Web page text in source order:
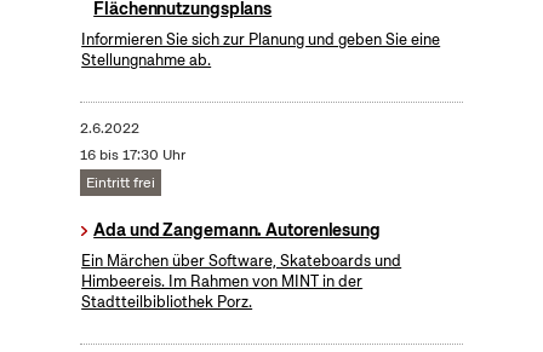
Flächennutzungsplans
Informieren Sie sich zur Planung und geben Sie eine
Stellungnahme ab.
2.6.2022
16 bis 17:30 Uhr
Eintritt frei
Ada und Zangemann. Autorenlesung
Ein Märchen über Software, Skateboards und
Himbeereis. Im Rahmen von MINT in der
Stadtteilbibliothek Porz.